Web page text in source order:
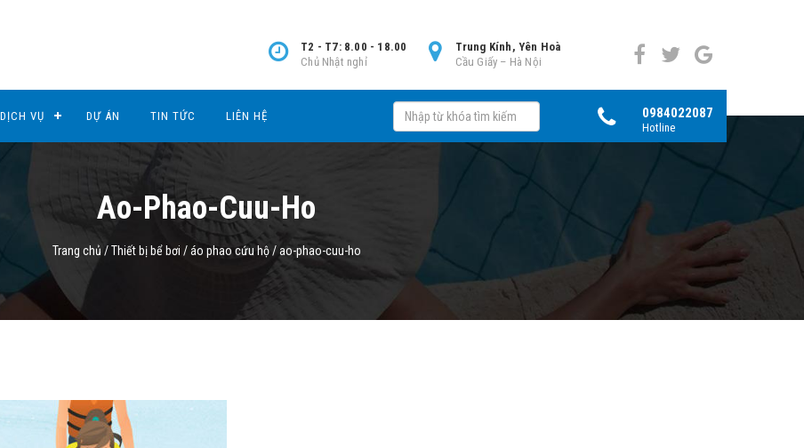
Trung Kính, Yên Hoà
Cầu Giấy – Hà Nội
T2 - T7: 8.00 - 18.00
Chủ Nhật nghỉ
DỊCH VỤ DỰ ÁN TIN TỨC LIÊN HỆ 0984022087
Hotline
Ao-Phao-Cuu-Ho
Trang chủ /Thiết bị bể bơi /áo phao cứu hộ/ao-phao-cuu-ho